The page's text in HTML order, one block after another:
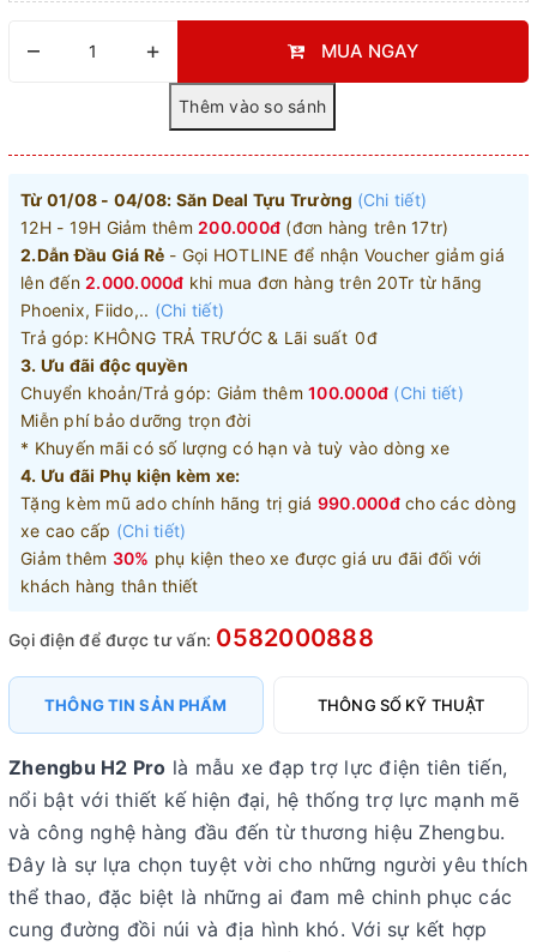
– + MUA NGAY
Từ 01/08 - 04/08: Săn Deal Tựu Trường (Chi tiết)
12H - 19H Giảm thêm 200.000đ (đơn hàng trên 17tr)
2.Dẫn Đầu Giá Rẻ - Gọi HOTLINE để nhận Voucher giảm giá
lên đến 2.000.000đ khi mua đơn hàng trên 20Tr từ hãng
Phoenix, Fiido,.. (Chi tiết)
Trả góp: KHÔNG TRẢ TRƯỚC & Lãi suất 0đ
3. Ưu đãi độc quyền
Chuyển khoản/Trả góp: Giảm thêm 100.000đ (Chi tiết)
Miễn phí bảo dưỡng trọn đời
* Khuyến mãi có số lượng có hạn và tuỳ vào dòng xe
4. Ưu đãi Phụ kiện kèm xe:
Tặng kèm mũ ado chính hãng trị giá 990.000đcho các dòng
xe cao cấp (Chi tiết)
Giảm thêm 30% phụ kiện theo xe được giá ưu đãi đối với
khách hàng thân thiết
Gọi điện để được tư vấn: 0582000888
THÔNG TIN SẢN PHẨM THÔNG SỐ KỸ THUẬT
Zhengbu H2 Pro là mẫu xe đạp trợ lực điện tiên tiến,
nổi bật với thiết kế hiện đại, hệ thống trợ lực mạnh mẽ
và công nghệ hàng đầu đến từ thương hiệu Zhengbu.
Đây là sự lựa chọn tuyệt vời cho những người yêu thích
thể thao, đặc biệt là những ai đam mê chinh phục các
cung đường đồi núi và địa hình khó. Với sự kết hợp